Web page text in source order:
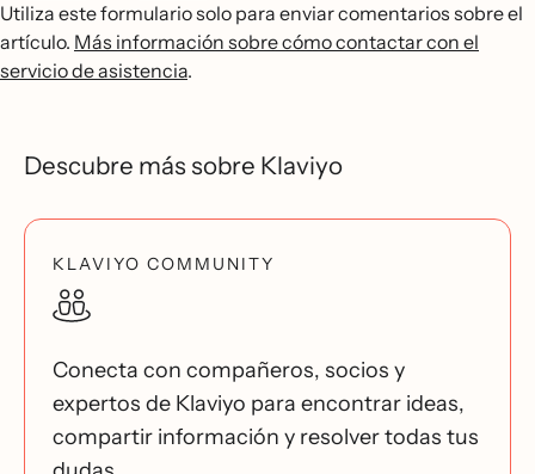
Utiliza este formulario solo para enviar comentarios sobre el
artículo. Más información sobre cómo contactar con el
servicio de asistencia.
Descubre más sobre Klaviyo
KLAVIYO COMMUNITY
Conecta con compañeros, socios y
expertos de Klaviyo para encontrar ideas,
compartir información y resolver todas tus